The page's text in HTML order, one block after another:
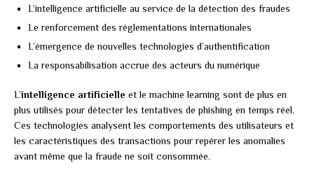
L’intelligence artificielle au service de la détection des fraudes
Le renforcement des réglementations internationales
L’émergence de nouvelles technologies d’authentification
La responsabilisation accrue des acteurs du numérique
L’intelligence artificielle et le machine learning sont de plus en
plus utilisés pour détecter les tentatives de phishing en temps réel.
Ces technologies analysent les comportements des utilisateurs et
les caractéristiques des transactions pour repérer les anomalies
avant même que la fraude ne soit consommée.